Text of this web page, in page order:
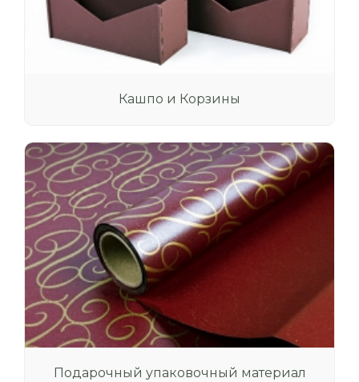
Кашпо и Корзины
Подарочный упаковочный материал